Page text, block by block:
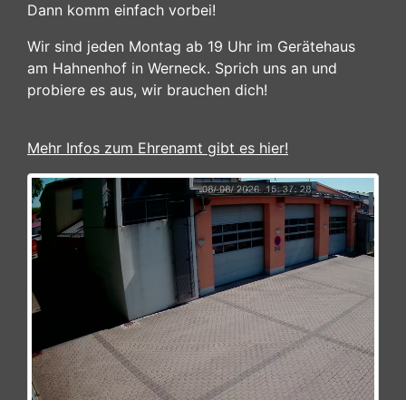
Dann komm einfach vorbei!
Wir sind jeden Montag ab 19 Uhr im Gerätehaus
am Hahnenhof in Werneck. Sprich uns an und
probiere es aus, wir brauchen dich!
Mehr Infos zum Ehrenamt gibt es hier!